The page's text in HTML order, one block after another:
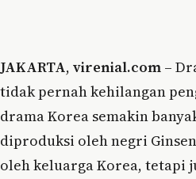
JAKARTA, virenial.com –
tidak pernah kehilangan
drama Korea semakin
diproduksi oleh negri
oleh keluarga Korea, tetapi